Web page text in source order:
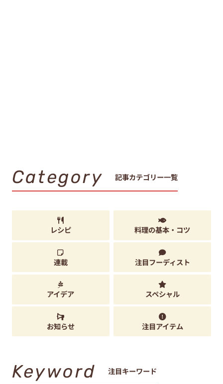
Category 記事カテゴリー一覧
レシピ 料理の基本・コツ
連載 注目フーディスト
アイデア スペシャル
お知らせ 注目アイテム
Keyword 注目キーワード